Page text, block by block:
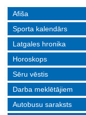
Afiša
Sporta kalendārs
Latgales hronika
Horoskops
Sēru vēstis
Darba meklētājiem
Autobusu saraksts